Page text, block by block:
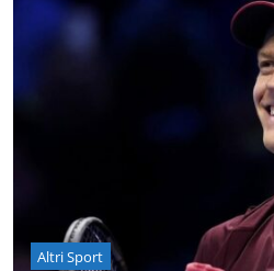
Altri Sport